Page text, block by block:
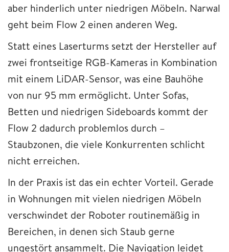
aber hinderlich unter niedrigen Möbeln. Narwal
geht beim Flow 2 einen anderen Weg.
Statt eines Laserturms setzt der Hersteller auf
zwei frontseitige RGB-Kameras in Kombination
mit einem LiDAR-Sensor, was eine Bauhöhe
von nur 95 mm ermöglicht. Unter Sofas,
Betten und niedrigen Sideboards kommt der
Flow 2 dadurch problemlos durch –
Staubzonen, die viele Konkurrenten schlicht
nicht erreichen.
In der Praxis ist das ein echter Vorteil. Gerade
in Wohnungen mit vielen niedrigen Möbeln
verschwindet der Roboter routinemäßig in
Bereichen, in denen sich Staub gerne
ungestört ansammelt. Die Navigation leidet